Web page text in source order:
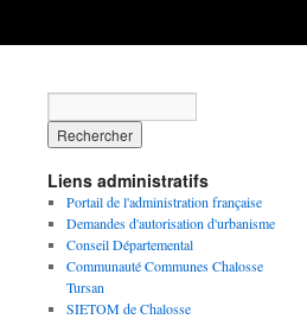
Liens administratifs
Portail de l'administration française
Demandes d'autorisation d'urbanisme
Conseil Départemental
Communauté Communes Chalosse
Tursan
SIETOM de Chalosse